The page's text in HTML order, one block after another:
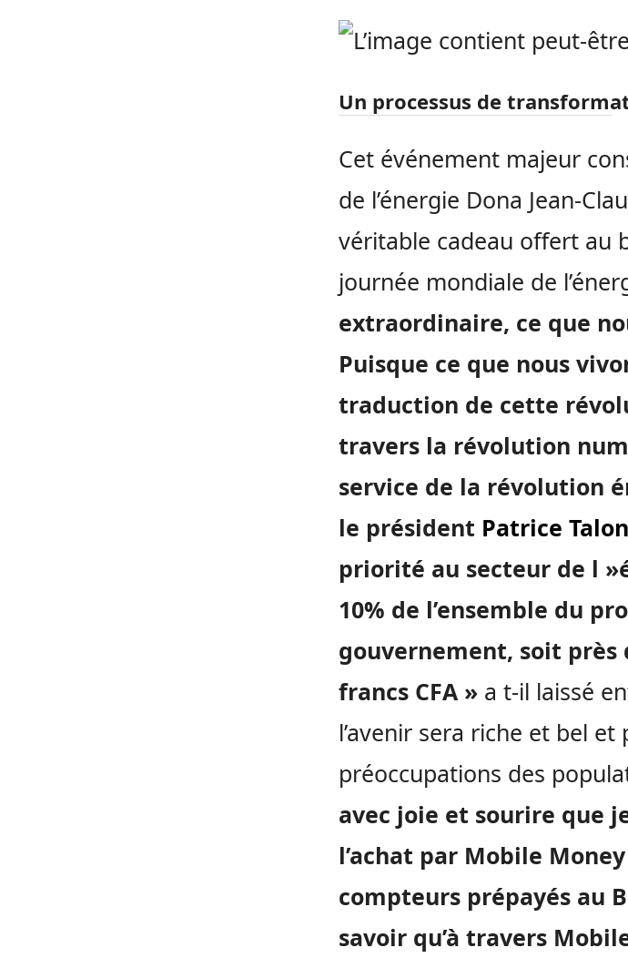
Un processus de
Cet événement majeur
de l’énergie Dona Jean-
véritable cadeau offert au
journée mondiale de
extraordinaire, ce que
Puisque ce que nous
traduction de cette
travers la révolution
service de la révolution
le président Patrice Talon
priorité au secteur de l
10% de l’ensemble du
gouvernement, soit près
francs CFA » a t-il laissé
l’avenir sera riche et bel
préoccupations des
avec joie et sourire que
l’achat par Mobile
compteurs prépayés au
savoir qu’à travers